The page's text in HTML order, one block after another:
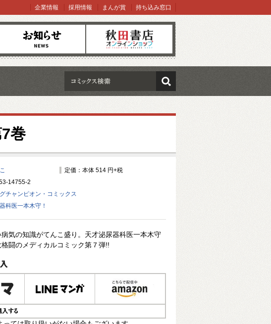
知らせ オンラインショップ
企業情報 採用情報 まんが賞 持ち込み窓口
検索
巻
定価：本体 514 円+税
14755-2
チャンピオン・コミックス
科医一本木守！
病気の知識がてんこ盛り。天才泌尿器科医一本木守
闘のメディカルコミック第７弾!!